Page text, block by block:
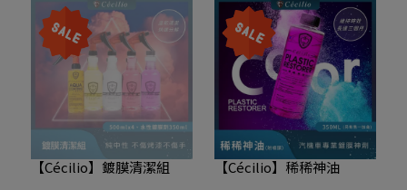
【Cécilio】鍍膜清潔組
【Cécilio】稀稀神油